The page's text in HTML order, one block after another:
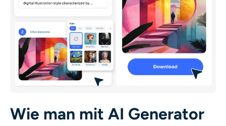
Wie man mit AI Generator